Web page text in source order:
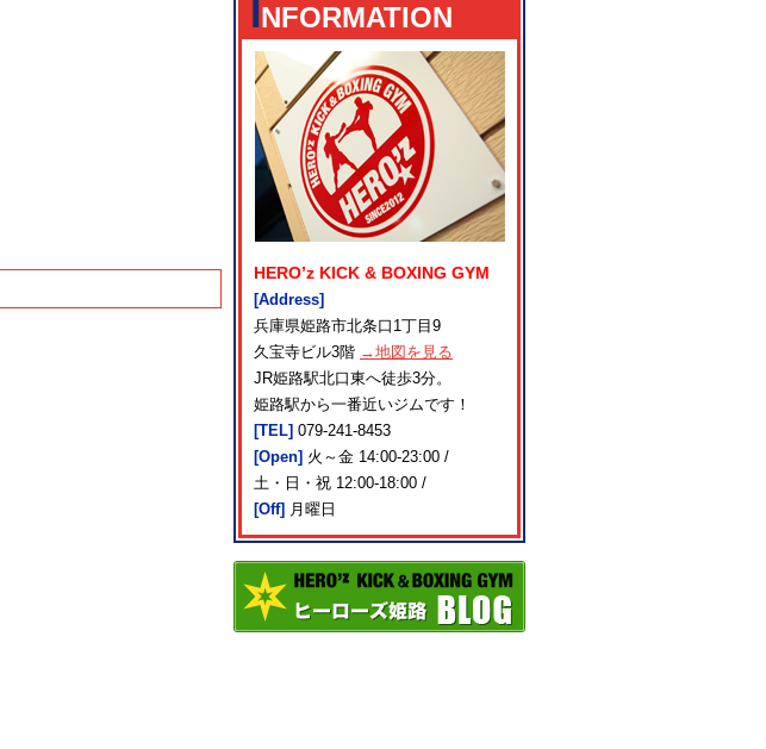
INFORMATION
HERO’z KICK & BOXING GYM
[Address]
兵庫県姫路市北条口1丁目9
久宝寺ビル3階 →地図を見る
JR姫路駅北口東へ徒歩3分。
姫路駅から一番近いジムです！
[TEL] 079-241-8453
[Open] 火～金 14:00-23:00 /
土・日・祝 12:00-18:00 /
[Off] 月曜日